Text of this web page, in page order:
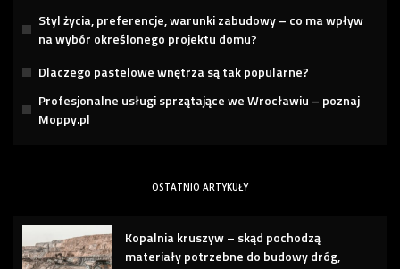
Styl życia, preferencje, warunki zabudowy – co ma wpływ
na wybór określonego projektu domu?
Dlaczego pastelowe wnętrza są tak popularne?
Profesjonalne usługi sprzątające we Wrocławiu – poznaj
Moppy.pl
OSTATNIO ARTYKUŁY
Kopalnia kruszyw – skąd pochodzą
materiały potrzebne do budowy dróg,